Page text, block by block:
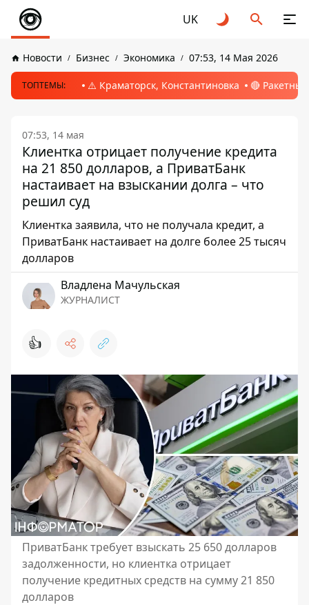
UK
Новости Бизнес Экономика 07:53, 14 Мая 2026
ТОПТЕМЫ: ⚠️ Краматорск, Константиновка 🔴
07:53, 14 мая
Клиентка отрицает получение кредита
на 21 850 долларов, а ПриватБанк
настаивает на взыскании долга – что
решил суд
Клиентка заявила, что не получала кредит, а
ПриватБанк настаивает на долге более 25 тысяч
долларов
Владлена Мачульская
ЖУРНАЛИСТ
👍
ПриватБанк требует взыскать 25 650 долларов
задолженности, но клиентка отрицает
получение кредитных средств на сумму 21 850
долларов